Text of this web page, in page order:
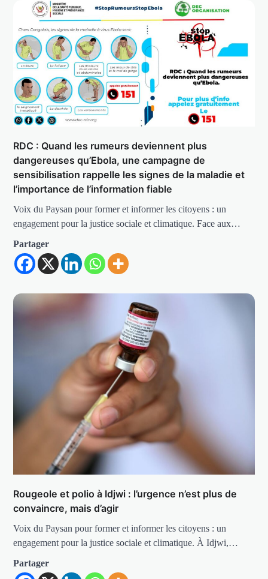
RDC : Quand les rumeurs deviennent plus
dangereuses qu’Ebola, une campagne de
sensibilisation rappelle les signes de la maladie et
l’importance de l’information fiable
Voix du Paysan pour former et informer les citoyens : un
engagement pour la justice sociale et climatique. Face aux…
Partager
Rougeole et polio à Idjwi : l’urgence n’est plus de
convaincre, mais d’agir
Voix du Paysan pour former et informer les citoyens : un
engagement pour la justice sociale et climatique. À Idjwi,…
Partager